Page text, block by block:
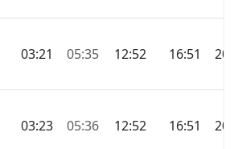
03:21 05:35 12:52 16:51
03:23 05:36 12:52 16:51